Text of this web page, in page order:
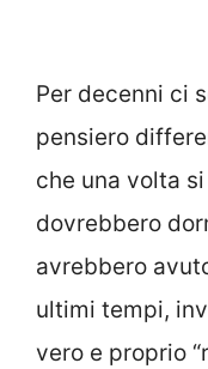
Per decenni ci
pensiero
che una volta
dovrebbero
avrebbero
ultimi tempi,
vero e proprio